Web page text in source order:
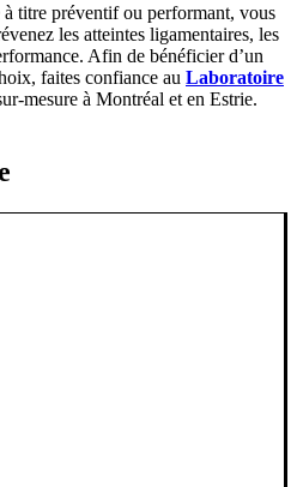
à titre préventif ou performant, vous
les atteintes ligamentaires, les
Afin de bénéficier d’un
faites confiance au Laboratoire
mesure à Montréal et en Estrie.